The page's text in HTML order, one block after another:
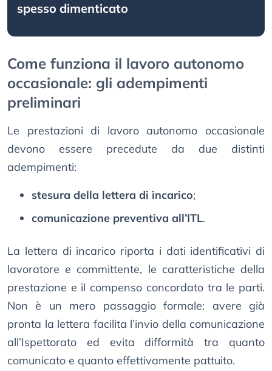
spesso dimenticato
Come funziona il lavoro autonomo
occasionale: gli adempimenti
preliminari
Le prestazioni di lavoro autonomo occasionale
devono essere precedute da due distinti
adempimenti:
stesura della lettera di incarico;
comunicazione preventiva all’ITL.
La lettera di incarico riporta i dati identificativi di
lavoratore e committente, le caratteristiche della
prestazione e il compenso concordato tra le parti.
Non è un mero passaggio formale: avere già
pronta la lettera facilita l’invio della comunicazione
all’Ispettorato ed evita difformità tra quanto
comunicato e quanto effettivamente pattuito.